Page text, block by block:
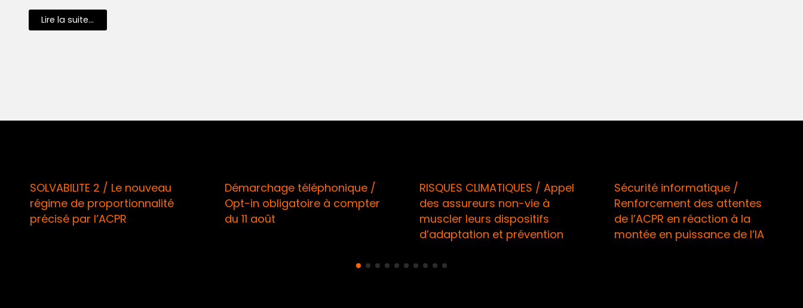
Lire la suite...
SOLVABILITE 2 / Le nouveau
régime de proportionnalité
précisé par l’ACPR
Démarchage téléphonique /
Opt-in obligatoire à compter
du 11 août
RISQUES CLIMATIQUES / Appel
des assureurs non-vie à
muscler leurs dispositifs
d’adaptation et prévention
Sécurité informatique /
Renforcement des attentes
de l’ACPR en réaction à la
montée en puissance de l’IA